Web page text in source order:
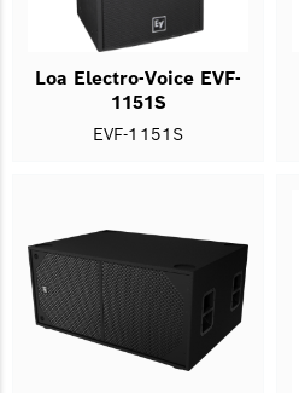
Loa Electro-Voice EVF-
1151S
EVF-1151S